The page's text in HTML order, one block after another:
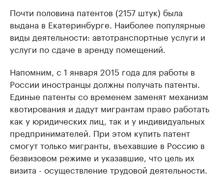
Почти половина патентов (2157 штук) была
выдана в Екатеринбурге. Наиболее популярные
виды деятельности: автотранспортные услуги и
услуги по сдаче в аренду помещений.
Напомним, с 1 января 2015 года для работы в
России иностранцы должны получать патенты.
Единые патенты со временем заменят механизм
квотирования и дадут мигрантам право работать
как у юридических лиц, так и у индивидуальных
предпринимателей. При этом купить патент
смогут только мигранты, въехавшие в Россию в
безвизовом режиме и указавшие, что цель их
визита - осуществление трудовой деятельности.